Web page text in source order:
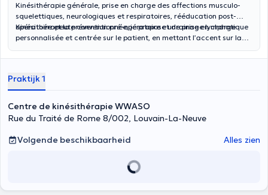
Kinésithérapie générale, prise en charge des affections musculo-
squelettiques, neurologiques et respiratoires, rééducation post-
opératoire et la prévention pré-opératoire et drainage lymphatique
Kinésithérapeute conventionnée, je propose une prise en charge
personnalisée et centrée sur le patient, en mettant l’accent sur la
évaluer chaque situation de manière globale afin de définir un
Praktijk 1
Centre de kinésithérapie WWASO
Rue du Traité de Rome 8/002, Louvain-La-Neuve
Volgende beschikbaarheid
Alles zien